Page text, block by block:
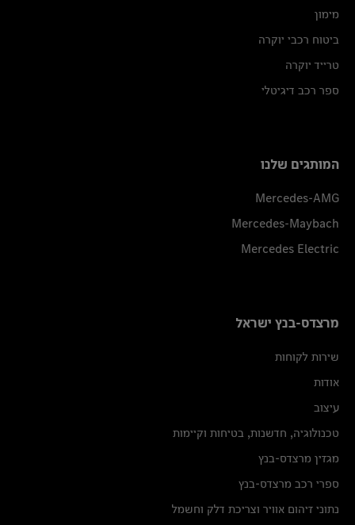
מימון
ביטוח רכבי יוקרה
טרייד יוקרה
ספר רכב דיגיטלי
המותגים שלנו
Mercedes-AMG
Mercedes-Maybach
Mercedes Electric
מרצדס-בנץ ישראל
שירות לקוחות
אודות
עיצוב
טכנולוגיה, חדשנות, בטיחות וקיימות
מגזין מרצדס-בנץ
ספרי רכב מרצדס-בנץ
נתוני זיהום אוויר וצריכת דלק וחשמל